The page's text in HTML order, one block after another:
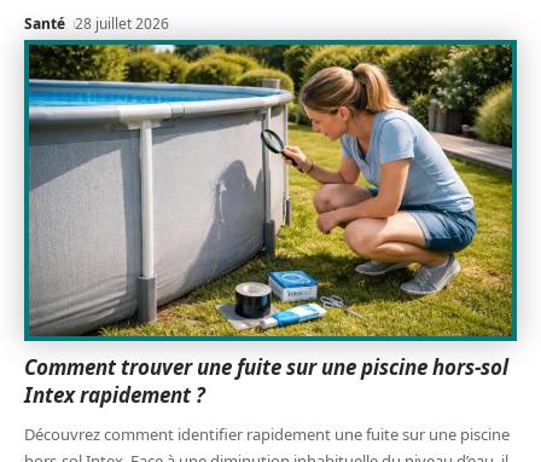
Santé 28 juillet 2026
Comment trouver une fuite sur une piscine hors-sol
Intex rapidement ?
Découvrez comment identifier rapidement une fuite sur une piscine